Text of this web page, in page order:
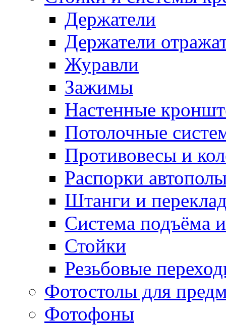
Держатели
Держатели
Журавли
Зажимы
Настенные
Потолочные
Противовесы и
Распорки
Штанги и
Система подъёма
Стойки
Резьбовые
Фотостолы для
Фотофоны